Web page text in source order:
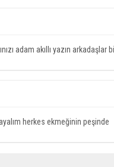
adam akıllı yazın arkadaşlar
herkes ekmeğinin peşinde